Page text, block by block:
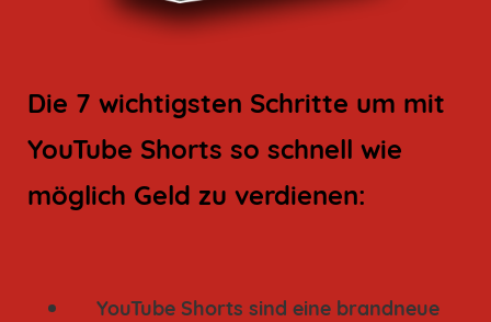
Die 7 wichtigsten Schritte um mit
YouTube Shorts so schnell wie
möglich Geld zu verdienen:
YouTube Shorts sind eine brandneue